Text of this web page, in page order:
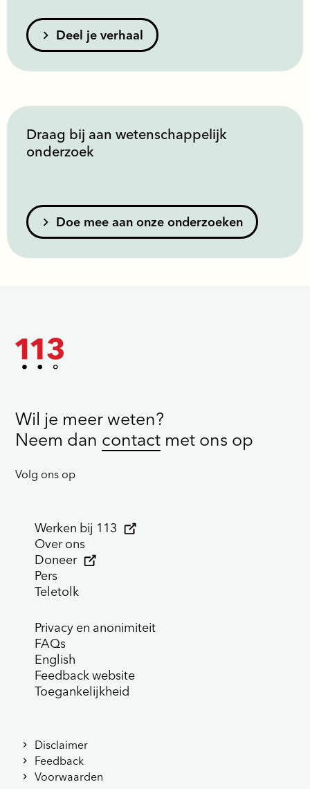
Deel je verhaal
Draag bij aan wetenschappelijk
onderzoek
Doe mee aan onze onderzoeken
Wil je meer weten?
Neem dan contact met ons op
Volg ons op
Werken bij 113
Over ons
Doneer
Pers
Teletolk
Privacy en anonimiteit
FAQs
English
Feedback website
Toegankelijkheid
Disclaimer
Feedback
Voorwaarden